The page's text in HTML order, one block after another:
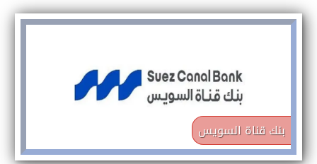
بنك قناة السويس